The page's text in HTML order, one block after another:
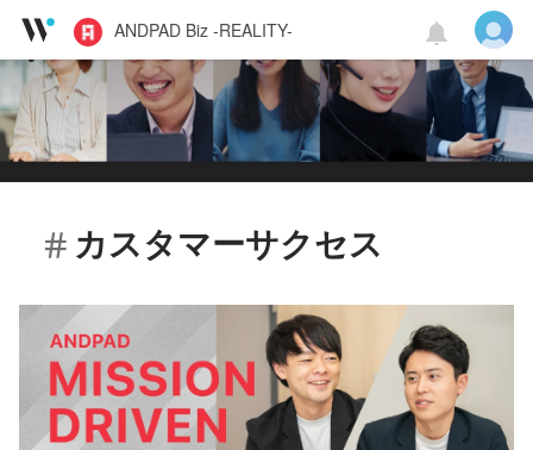
ANDPAD Biz -REALITY-
カスタマーサクセス